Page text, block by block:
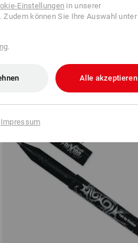
ab € 3,58
Einstellungen in unserer
können Sie Ihre Auswahl unter
.
Alle akzeptieren
Impressum